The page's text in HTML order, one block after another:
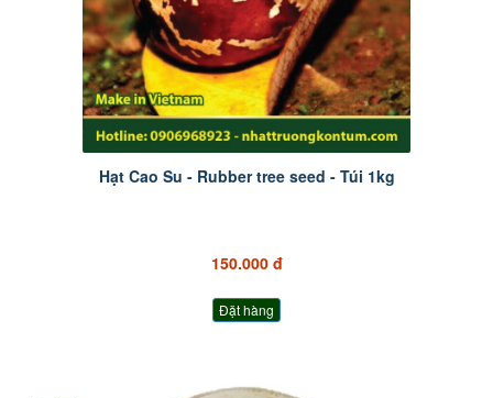
Hạt Cao Su - Rubber tree seed - Túi 1kg
150.000 đ
Đặt hàng